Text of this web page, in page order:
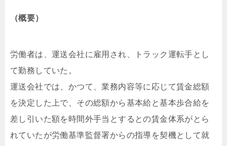
（概要）
労働者は、運送会社に雇用され、トラック運転手とし
て勤務していた。
運送会社では、かつて、業務内容等に応じて賃金総額
を決定した上で、その総額から基本給と基本歩合給を
差し引いた額を時間外手当とするとの賃金体系がとら
れていたが労働基準監督署からの指導を契機として就